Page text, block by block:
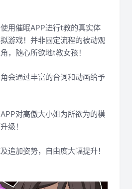
用催眠APP进行t教的真实体
游戏！并非固定流程的被动观
，随心所欲地t教女孩！
会通过丰富的台词和动画给予
对高傲大小姐为所欲为的模
级！
追加姿势，自由度大幅提升！